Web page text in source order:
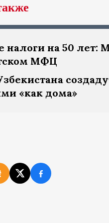
налоги на 50 лет:
МФЦ
«как дома»